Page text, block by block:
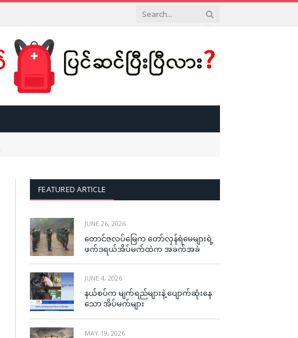
FEATURED ARTICLE
JUNE 26, 2026
တောင်ဇလပ်မြေက တော်လှန်ရဲမေများရဲ့
ဖက်ဒရယ်အိပ်မက်ထဲက အခက်အခဲ
JUNE 4, 2026
နယ်စပ်က မျက်ရည်များနဲ့ ပျောက်ဆုံးနေ
သော အိပ်မက်များ
MAY 19, 2026